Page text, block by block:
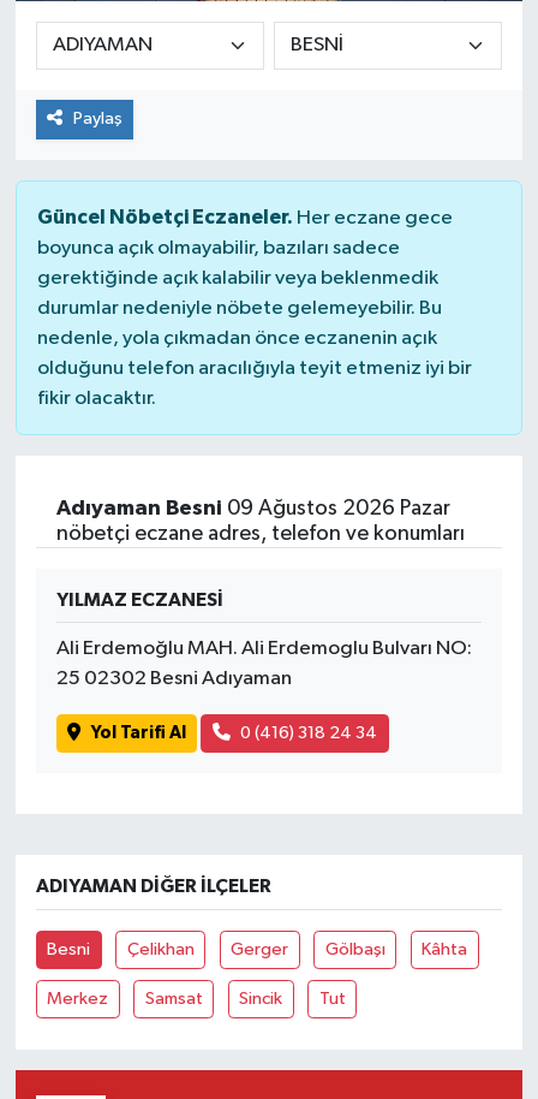
Paylaş
Güncel Nöbetçi Eczaneler. Her eczane gece
boyunca açık olmayabilir, bazıları sadece
gerektiğinde açık kalabilir veya beklenmedik
durumlar nedeniyle nöbete gelemeyebilir. Bu
nedenle, yola çıkmadan önce eczanenin açık
olduğunu telefon aracılığıyla teyit etmeniz iyi bir
fikir olacaktır.
Adıyaman Besni 09 Ağustos 2026 Pazar
nöbetçi eczane adres, telefon ve konumları
YILMAZ ECZANESİ
Ali Erdemoğlu MAH. Ali Erdemoglu Bulvarı NO:
25 02302 Besni Adıyaman
Yol Tarifi Al 0 (416) 318 24 34
ADIYAMAN DIĞER İLÇELER
Besni Çelikhan Gerger Gölbaşı Kâhta
Merkez Samsat Sincik Tut